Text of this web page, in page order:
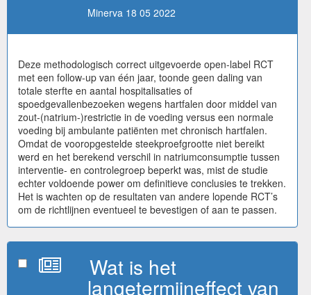
Minerva 18 05 2022
Deze methodologisch correct uitgevoerde open-label RCT
met een follow-up van één jaar, toonde geen daling van
totale sterfte en aantal hospitalisaties of
spoedgevallenbezoeken wegens hartfalen door middel van
zout-(natrium-)restrictie in de voeding versus een normale
voeding bij ambulante patiënten met chronisch hartfalen.
Omdat de vooropgestelde steekproefgrootte niet bereikt
werd en het berekend verschil in natriumconsumptie tussen
interventie- en controlegroep beperkt was, mist de studie
echter voldoende power om definitieve conclusies te trekken.
Het is wachten op de resultaten van andere lopende RCT’s
om de richtlijnen eventueel te bevestigen of aan te passen.
Wat is het
langetermijneffect van